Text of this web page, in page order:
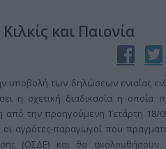
και Παιονία
υποβολή των δηλώσεων ενιαίας
η σχετική διαδικασία η οποία
από την προηγούμενη Τετάρτη 18/
οι αγρότες-παραγωγοί που
(ΟΣΔΕ) και θα ακολουθήσουν